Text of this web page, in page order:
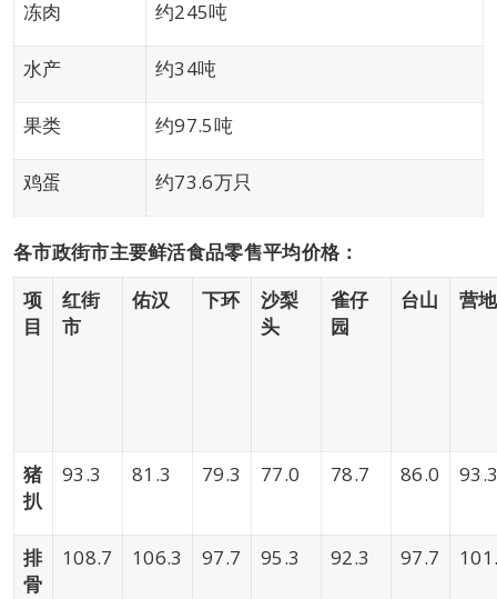
冻肉 约245吨
水产 约34吨
果类 约97.5吨
鸡蛋 约73.6万只
各市政街市主要鲜活食品零售平均价格：
项
目
红街
市
佑汉 下环
沙梨
头
雀仔
园
台山 营地
猪
扒
93.3 81.3 79.3 77.0 78.7 86.0
排
骨
108.7 106.3 97.7 95.3 92.3 97.7